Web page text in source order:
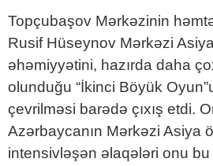
Topçubaşov Mərkəzinin
Rusif Hüseynov Mərkəzi
əhəmiyyətini, hazırda daha
olunduğu “İkinci Böyük
çevrilməsi barədə çıxış etdi.
Azərbaycanın Mərkəzi Asiya
intensivləşən əlaqələri onu